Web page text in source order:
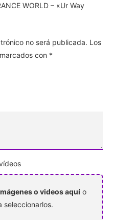
WORLD – «Ur Way
no será publicada. Los
con *
o videos aquí o
seleccionarlos.